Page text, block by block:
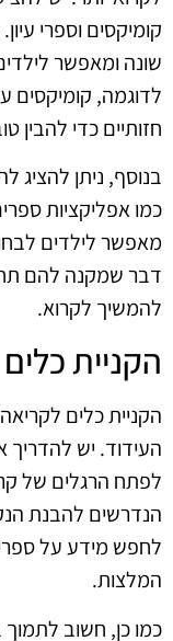
קומיקסים וספרי
שונה ומאפשר
לדוגמה, קומיקסים
חזותיים כדי להבין
בנוסף, ניתן להציג
כמו אפליקציות
מאפשר לילדים
דבר שמקנה להם
להמשיך לקרוא.
הקניית
הקניית כלים
העידוד. יש
לפתח הרגלים של
הנדרשים להבנת
לחפש מידע על
המלצות.
כמו כן, חשוב